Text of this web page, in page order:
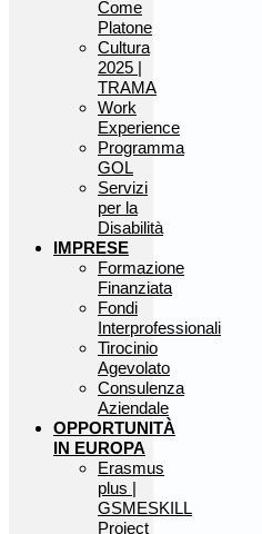
Come
Platone
Cultura
2025 |
TRAMA
Work
Experience
Programma
GOL
Servizi
per la
Disabilità
IMPRESE
Formazione
Finanziata
Fondi
Interprofessionali
Tirocinio
Agevolato
Consulenza
Aziendale
OPPORTUNITÀ
IN EUROPA
Erasmus
plus |
GSMESKILL
Project